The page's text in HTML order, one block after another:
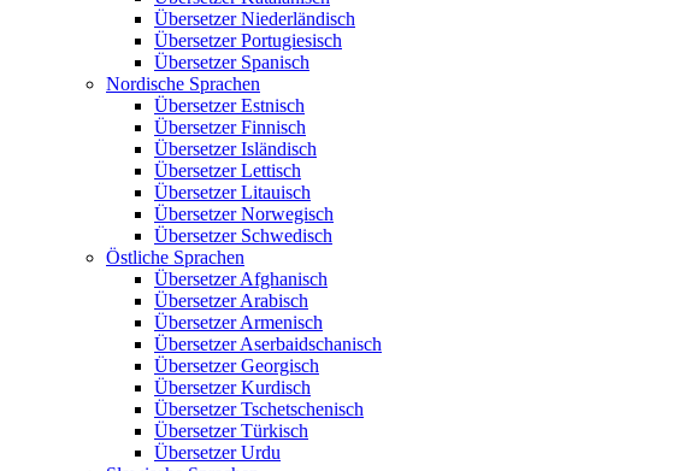
Übersetzer Niederländisch
Übersetzer Portugiesisch
Übersetzer Spanisch
Nordische Sprachen
Übersetzer Estnisch
Übersetzer Finnisch
Übersetzer Isländisch
Übersetzer Lettisch
Übersetzer Litauisch
Übersetzer Norwegisch
Übersetzer Schwedisch
Östliche Sprachen
Übersetzer Afghanisch
Übersetzer Arabisch
Übersetzer Armenisch
Übersetzer Aserbaidschanisch
Übersetzer Georgisch
Übersetzer Kurdisch
Übersetzer Tschetschenisch
Übersetzer Türkisch
Übersetzer Urdu